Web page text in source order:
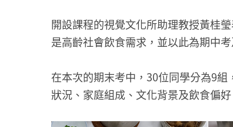
開設課程的視覺文化所助理教授黃桂
是高齡社會飲食需求，並以此為期中
在本次的期末考中，30位同學分為9
狀況、家庭組成、文化背景及飲食偏